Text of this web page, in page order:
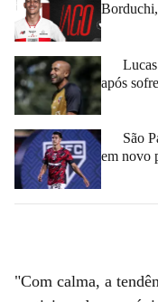
após
São
em novo
"Com calma, a